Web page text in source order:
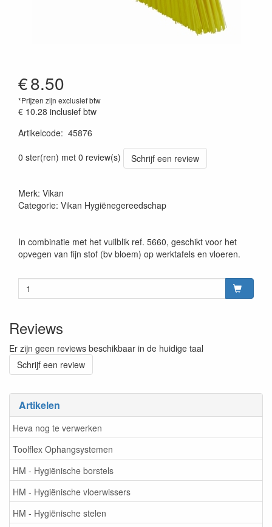
Artikelen
Heva nog te verwerken
Toolflex Ophangsystemen
HM - Hygiënische borstels
HM - Hygiënische vloerwissers
HM - Hygiënische stelen
€8.50
*Prijzen zijn exclusief btw
€ 10.28 inclusief btw
Artikelcode: 45876
0 ster(ren) met 0 review(s)
Schrijf een review
Merk: Vikan
Categorie: Vikan Hygiënegereedschap
In combinatie met het vuilblik ref. 5660, geschikt voor het
opvegen van fijn stof (bv bloem) op werktafels en vloeren.
Reviews
Er zijn geen reviews beschikbaar in de huidige taal
Schrijf een review